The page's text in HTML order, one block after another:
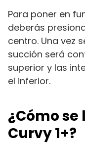
Para poner en
deberás
centro. Una vez
succión será
superior y las
el inferior.
¿Cómo
Curvy 1+?